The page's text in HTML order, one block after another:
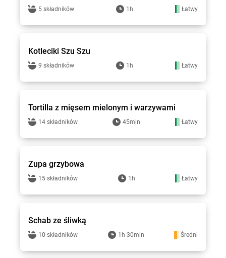
5 składników 1h Łatwy
Smakowite Dania
Kotleciki Szu Szu
9 składników 1h Łatwy
Smakowite Dania
Tortilla z mięsem mielonym i warzywami
14 składników 45min Łatwy
Smakowite Dania
Zupa grzybowa
15 składników 1h Łatwy
Smakowite Dania
Schab ze śliwką
10 składników 1h 30min Średni
Smakowite Dania